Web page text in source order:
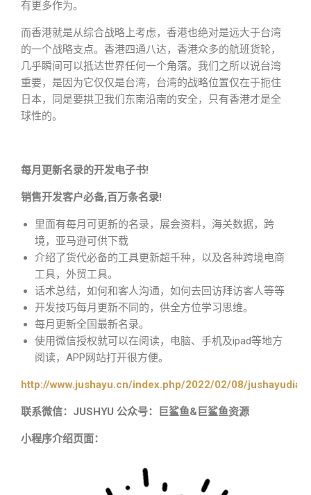
有更多作为。
而香港就是从综合战略上考虑，香港也绝对是远大于台湾
的一个战略支点。香港四通八达，香港众多的航班货轮，
几乎瞬间可以抵达世界任何一个角落。我们之所以说台湾
重要，是因为它仅仅是台湾，台湾的战略位置仅在于扼住
日本，同是要拱卫我们东南沿南的安全，只有香港才是全
球性的。
每月更新名录的开发电子书!
销售开发客户必备,百万条名录!
里面有每月可更新的名录，展会资料，海关数据，跨
境，亚马逊可供下载
介绍了货代必备的工具更新超千种，以及各种跨境电商
工具，外贸工具。
话术总结，如何和客人沟通，如何去回访拜访客人等等
开发技巧每月更新不同的，供全方位学习思维。
每月更新全国最新名录。
使用微信授权就可以在阅读，电脑、手机及ipad等地方
阅读，APP网站打开很方便。
http://www.jushayu.cn/index.php/2022/02/08/
联系微信：JUSHYU 公众号：巨鲨鱼&巨鲨鱼资源
小程序介绍页面：